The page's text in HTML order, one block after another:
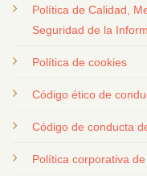
Política de Calidad,
Seguridad de la
Política de cookies
Código ético de
Código de conducta
Política corporativa